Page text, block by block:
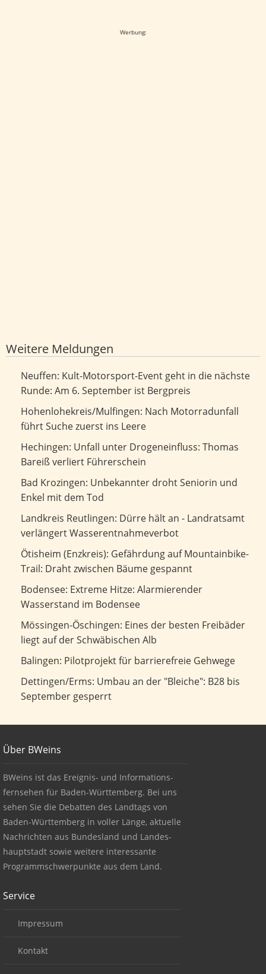
Werbung:
Weitere Meldungen
Kult-Motorsport-Event geht in die nächste Runde: Am 6.
September ist Bergpreis
Neuffen: Kult-Motorsport-Event geht in die nächste
Runde: Am 6. September ist Bergpreis
Nach Motorradunfall führt Suche zuerst ins Leere
Hohenlohekreis/Mulfingen: Nach Motorradunfall
führt Suche zuerst ins Leere
Unfall unter Drogeneinfluss: Thomas Bareiß verliert
Führerschein
Hechingen: Unfall unter Drogeneinfluss: Thomas
Bareiß verliert Führerschein
Unbekannter droht Seniorin und Enkel mit dem Tod
Bad Krozingen: Unbekannter droht Seniorin und
Enkel mit dem Tod
Dürre hält an - Landratsamt verlängert
Wasserentnahmeverbot
Landkreis Reutlingen: Dürre hält an - Landratsamt
verlängert Wasserentnahmeverbot
Gefährdung auf Mountainbike-Trail: Draht zwischen
Bäume gespannt
Ötisheim (Enzkreis): Gefährdung auf Mountainbike-
Trail: Draht zwischen Bäume gespannt
Extreme Hitze: Alarmierender Wasserstand im Bodensee
Bodensee: Extreme Hitze: Alarmierender
Wasserstand im Bodensee
Eines der besten Freibäder liegt auf der Schwäbischen Alb
Mössingen-Öschingen: Eines der besten Freibäder
liegt auf der Schwäbischen Alb
Pilotprojekt für barrierefreie Gehwege
Balingen: Pilotprojekt für barrierefreie Gehwege
Umbau an der "Bleiche": B28 bis September gesperrt
Dettingen/Erms: Umbau an der "Bleiche": B28 bis
September gesperrt
About BWeins
Über BWeins
BWeins ist das Ereignis- und Informations-
fernsehen für Baden-Württemberg. Bei uns
sehen Sie die Debatten des Landtags von
Baden-Württemberg in voller Länge, aktuelle
Nachrichten aus Bundesland und Landes-
hauptstadt sowie weitere interessante
Programmschwerpunkte aus dem Land.
Service
Impressum
Kontakt